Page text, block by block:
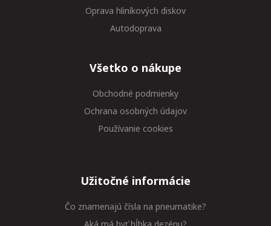
Oprava hliníkových diskov
Autodoprava
Všetko o nákupe
Obchodné podmienky
Ochrana osobných údajov
Používanie cookies
Užitočné informácie
Čo znamenajú čísla na pneumatike?